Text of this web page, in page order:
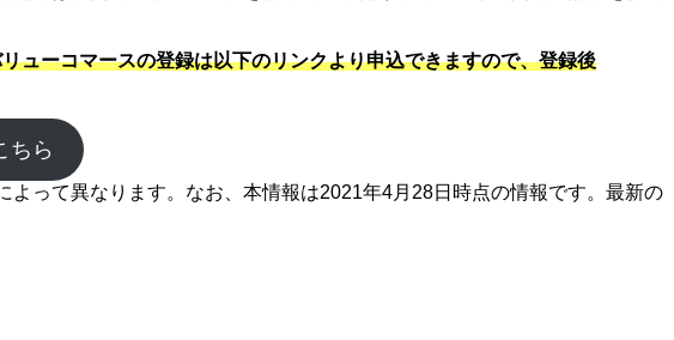
ューコマースの登録は以下のリンクより申込できますので、登録後
ちら
って異なります。なお、本情報は2021年4月28日時点の情報です。最新の